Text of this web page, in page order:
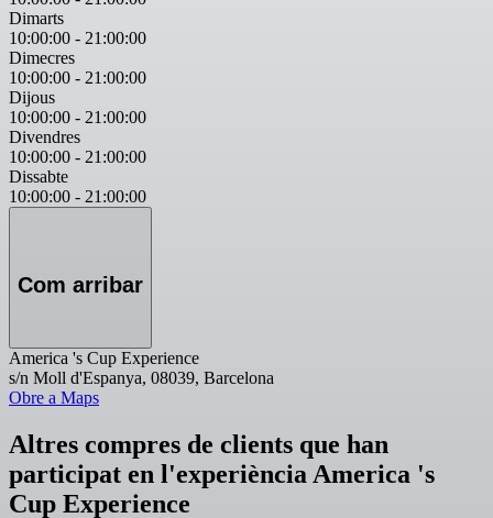
Dimarts
10:00:00 - 21:00:00
Dimecres
10:00:00 - 21:00:00
Dijous
10:00:00 - 21:00:00
Divendres
10:00:00 - 21:00:00
Dissabte
10:00:00 - 21:00:00
Com arribar
America 's Cup Experience
s/n Moll d'Espanya, 08039, Barcelona
Obre a Maps
Altres compres de clients que han
participat en l'experiència America 's
Cup Experience